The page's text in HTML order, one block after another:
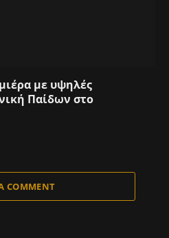
με υψηλές
Παίδων στο
COMMENT